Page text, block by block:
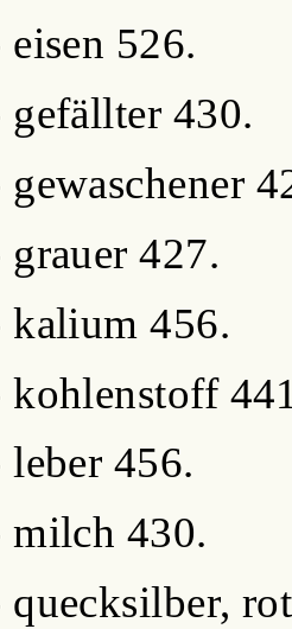
eisen 526.
gefällter 430.
gewaschener
grauer 427.
kalium 456.
kohlenstoff
leber 456.
milch 430.
quecksilber,